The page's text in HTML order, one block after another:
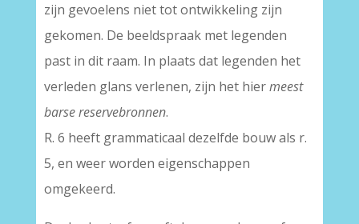
zijn gevoelens niet tot ontwikkeling zijn
gekomen. De beeldspraak met legenden
past in dit raam. In plaats dat legenden het
verleden glans verlenen, zijn het hiermeest
barse reservebronnen.
R. 6 heeft grammaticaal dezelfde bouw als r.
5, en weer worden eigenschappen
omgekeerd.